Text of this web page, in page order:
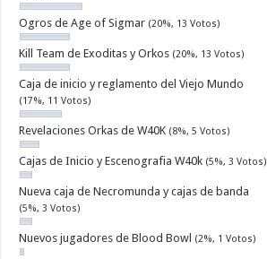
Ogros de Age of Sigmar (20%, 13 Votos)
Kill Team de Exoditas y Orkos (20%, 13 Votos)
Caja de inicio y reglamento del Viejo Mundo
(17%, 11 Votos)
Revelaciones Orkas de W40K (8%, 5 Votos)
Cajas de Inicio y Escenografia W40k (5%, 3 Votos)
Nueva caja de Necromunda y cajas de banda
(5%, 3 Votos)
Nuevos jugadores de Blood Bowl (2%, 1 Votos)